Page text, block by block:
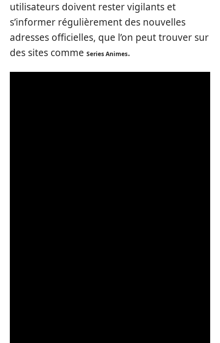
utilisateurs doivent rester vigilants et
s’informer régulièrement des nouvelles
adresses officielles, que l’on peut trouver sur
des sites comme Series Animes.